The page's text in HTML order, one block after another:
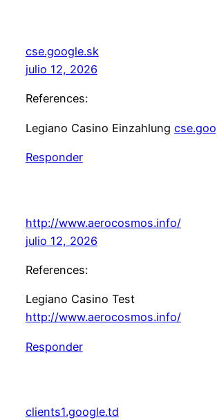
cse.google.sk
julio 12, 2026
References:
Legiano Casino Einzahlung
Responder
http://www.aerocosmos.info/
julio 12, 2026
References:
Legiano Casino Test
http://www.aerocosmos.info/
Responder
clients1.google.td